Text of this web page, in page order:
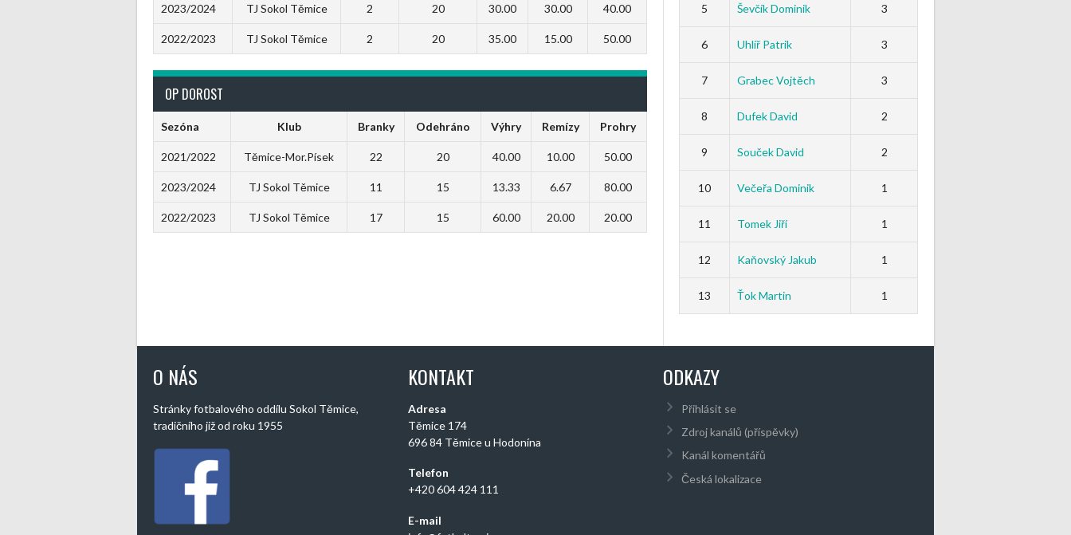
2023/2024 TJ Sokol Těmice 2 20 30.00 30.00 40.00
2022/2023 TJ Sokol Těmice 2 20 35.00 15.00 50.00
OP DOROST
Sezóna Klub Branky Odehráno Výhry Remízy Prohry
2021/2022 Těmice-Mor.Písek 22 20 40.00 10.00 50.00
2023/2024 TJ Sokol Těmice 11 15 13.33 6.67 80.00
2022/2023 TJ Sokol Těmice 17 15 60.00 20.00 20.00
5 Ševčík Dominik 3
6 Uhlíř Patrik 3
7 Grabec Vojtěch 3
8 Dufek David 2
9 Souček David 2
10 Večeřa Dominik 1
11 Tomek Jiří 1
12 Kaňovský Jakub 1
13 Ťok Martin 1
O NÁS
Stránky fotbalového oddílu Sokol Těmice,
tradičního již od roku 1955
KONTAKT
Adresa
Těmice 174
696 84 Těmice u Hodonína
Telefon
+420 604 424 111
E-mail
ODKAZY
Přihlásit se
Zdroj kanálů (příspěvky)
Kanál komentářů
Česká lokalizace